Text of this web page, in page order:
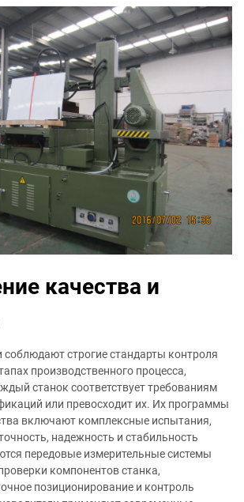
качества и
соблюдают строгие стандарты контроля
производственного процесса,
станок соответствует требованиям
или превосходит их. Их программы
включают комплексные испытания,
надежность и стабильность
передовые измерительные системы
компонентов станка,
позиционирование и контроль